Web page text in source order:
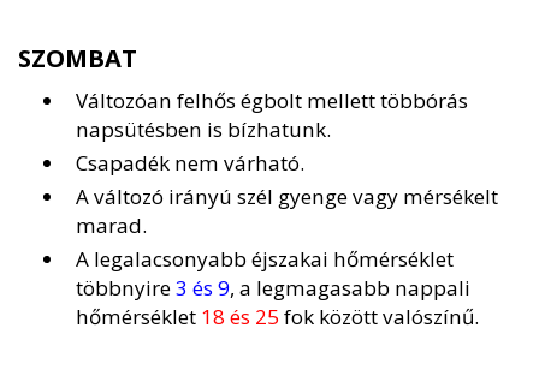
SZOMBAT
Változóan felhős égbolt mellett többórás
napsütésben is bízhatunk.
Csapadék nem várható.
A változó irányú szél gyenge vagy mérsékelt
marad.
A legalacsonyabb éjszakai hőmérséklet
többnyire3 és 9, a legmagasabb nappali
hőmérséklet 18 és 25 fok között valószínű.